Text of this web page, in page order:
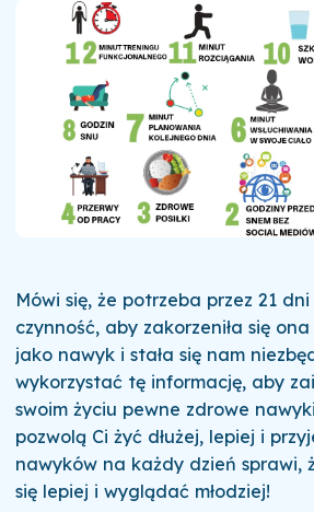
Mówi się, że potrzeba przez 21
czynność, aby zakorzeniła się
jako nawyk i stała się nam
wykorzystać tę informację, aby
swoim życiu pewne zdrowe
pozwolą Ci żyć dłużej, lepiej i
nawyków na każdy dzień sprawi,
się lepiej i wyglądać młodziej!